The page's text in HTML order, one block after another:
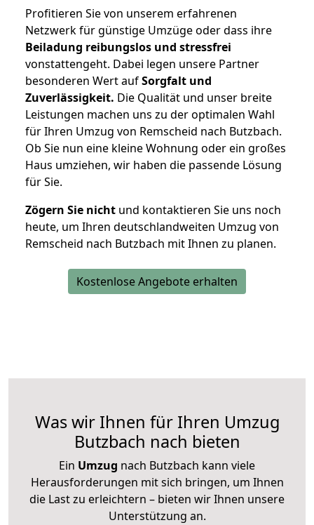
Profitieren Sie von unserem erfahrenen
Netzwerk für günstige Umzüge oder dass ihre
Beiladung reibungslos und stressfrei
vonstattengeht. Dabei legen unsere Partner
besonderen Wert aufSorgfalt und
Zuverlässigkeit. Die Qualität und unser breite
Leistungen machen uns zu der optimalen Wahl
für Ihren Umzug von Remscheid nach Butzbach.
Ob Sie nun eine kleine Wohnung oder ein großes
Haus umziehen, wir haben die passende Lösung
für Sie.
Zögern Sie nicht und kontaktieren Sie uns noch
heute, um Ihren deutschlandweiten Umzug von
Remscheid nach Butzbach mit Ihnen zu planen.
Kostenlose Angebote erhalten
Was wir Ihnen für Ihren Umzug
Butzbach nach bieten
Ein Umzug nach Butzbach kann viele
Herausforderungen mit sich bringen, um Ihnen
die Last zu erleichtern – bieten wir Ihnen unsere
Unterstützung an.